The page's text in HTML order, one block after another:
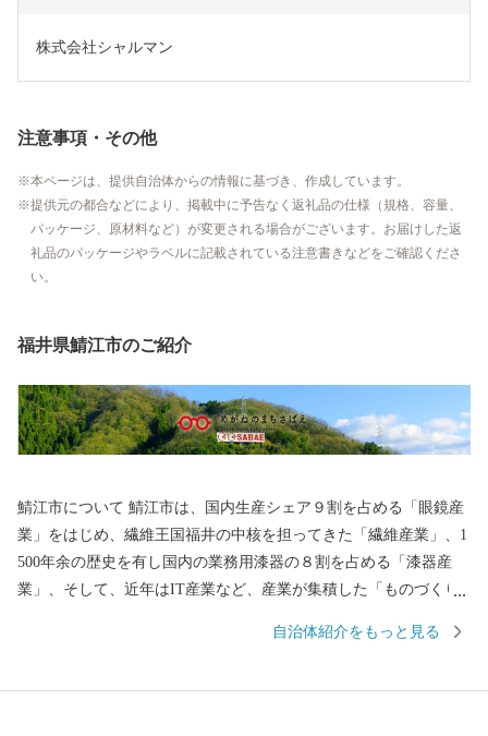
株式会社シャルマン
注意事項・その他
本ページは、提供自治体からの情報に基づき、作成しています。
提供元の都合などにより、掲載中に予告なく返礼品の仕様（規格、容量、
パッケージ、原材料など）が変更される場合がございます。お届けした返
礼品のパッケージやラベルに記載されている注意書きなどをご確認くださ
い。
福井県鯖江市のご紹介
鯖江市について 鯖江市は、国内生産シェア９割を占める「眼鏡産
業」をはじめ、繊維王国福井の中核を担ってきた「繊維産業」、1
500年余の歴史を有し国内の業務用漆器の８割を占める「漆器産
業」、そして、近年はIT産業など、産業が集積した「ものづくり
であり、近松門左衛門が幼少期を過ごした地域には当時をしのぶ
自治体紹介をもっと見る